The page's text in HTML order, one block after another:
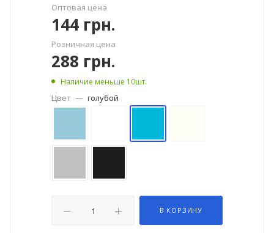
Оптовая цена
144 грн.
Розничная цена
288 грн.
Наличие меньше 10шт.
Цвет — голубой
В КОРЗИНУ